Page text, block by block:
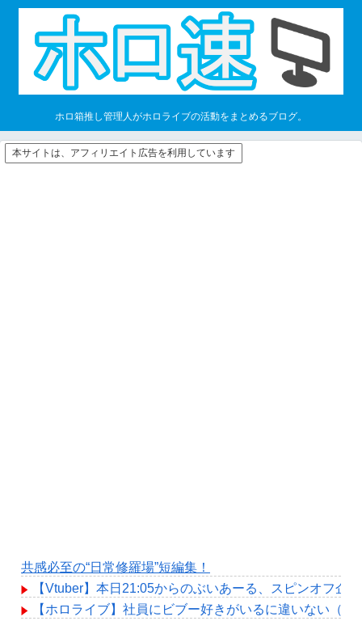
ホロ箱推し管理人がホロライブの活動をまとめるブログ。
本サイトは、アフィリエイト広告を利用しています
共感必至の“日常修羅場”短編集！
【Vtuber】本日21:05からのぶいあーる、スピンオフ企
【ホロライブ】社員にビブー好きがいるに違いない（確